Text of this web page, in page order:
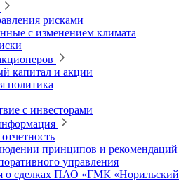
рисками
с изменением климата
капитал и акции
политика
с инвесторами
принципов и рекомендаций
управления
о сделках ПАО «ГМК «Норильский